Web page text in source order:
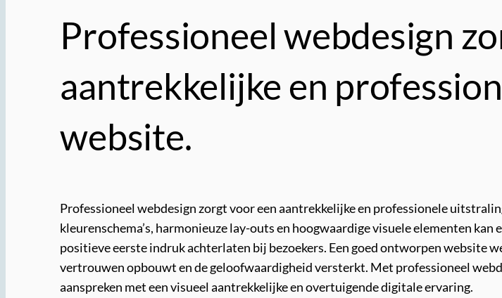
Professioneel webdesign
aantrekkelijke en
website.
Professioneel webdesign zorgt voor een aantrekkelijke en professionele
kleurenschema’s, harmonieuze lay-outs en hoogwaardige visuele elementen
positieve eerste indruk achterlaten bij bezoekers. Een goed ontworpen website
vertrouwen opbouwt en de geloofwaardigheid versterkt. Met professioneel
aanspreken met een visueel aantrekkelijke en overtuigende digitale ervaring.